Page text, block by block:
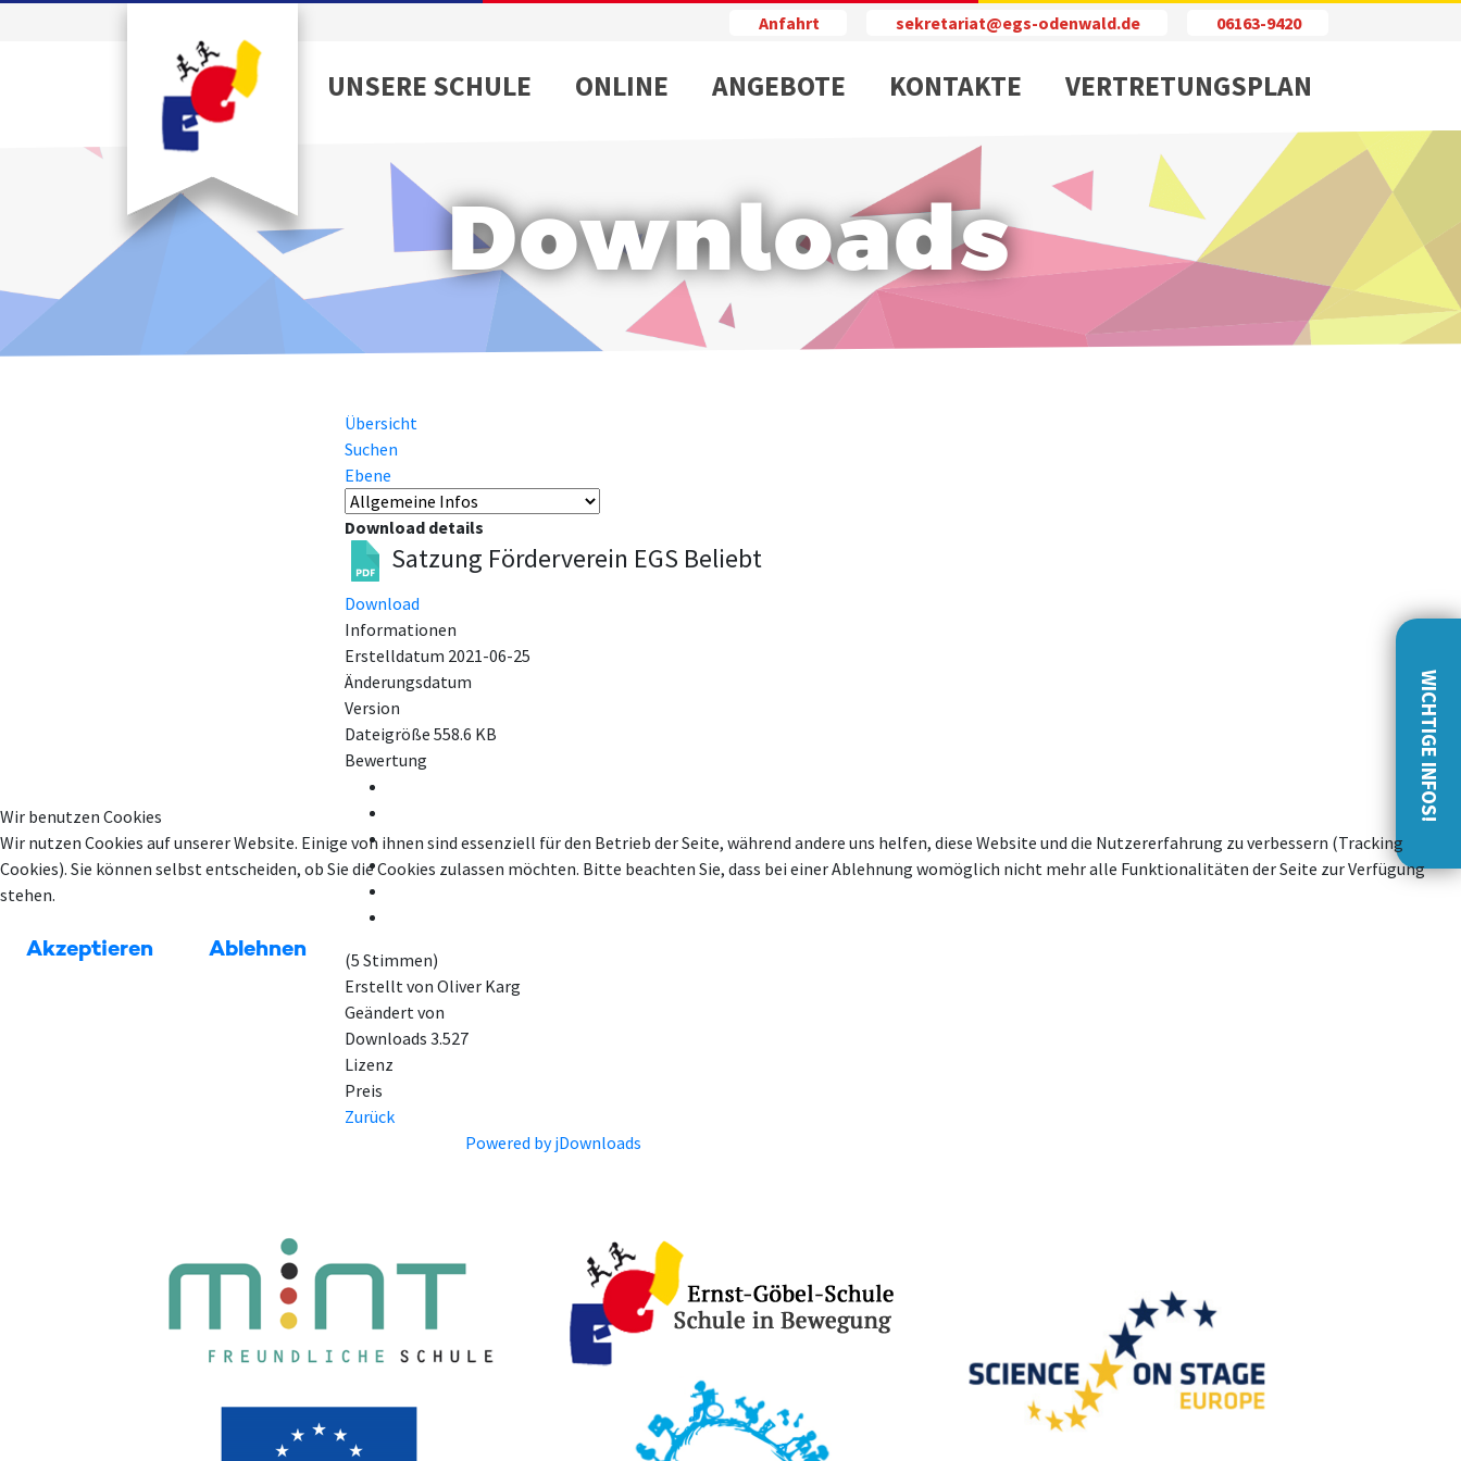
WICHTIGE INFOS!
Anfahrt sekretariat@egs-odenwald.de 06163-9420
UNSERE SCHULE ONLINE ANGEBOTE KONTAKTE VERTRETUNGSPLAN
Downloads
Übersicht
Suchen
Ebene
Download details
Satzung Förderverein EGS Beliebt
Download
Informationen
Erstelldatum 2021-06-25
Änderungsdatum
Version
Dateigröße 558.6 KB
Bewertung
(5 Stimmen)
Erstellt von Oliver Karg
Geändert von
Downloads 3.527
Lizenz
Preis
Zurück
Powered by jDownloads
Wir benutzen Cookies
Wir nutzen Cookies auf unserer Website. Einige von ihnen sind essenziell für den Betrieb der Seite, während andere uns helfen, diese Website und die Nutzererfahrung zu verbessern (Tracking
Cookies). Sie können selbst entscheiden, ob Sie die Cookies zulassen möchten. Bitte beachten Sie, dass bei einer Ablehnung womöglich nicht mehr alle Funktionalitäten der Seite zur Verfügung
stehen.
Akzeptieren Ablehnen